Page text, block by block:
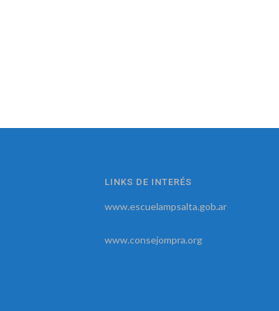
LINKS DE INTERÉS
www.escuelampsalta.gob.ar
www.consejompra.org